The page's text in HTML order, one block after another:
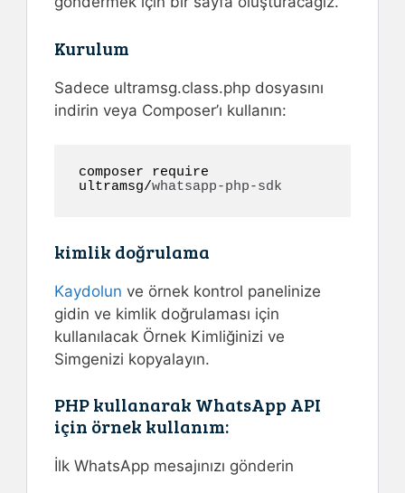
Kurulum
Sadece ultramsg.class.php dosyasını
indirin veya Composer’ı kullanın:
composer require
ultramsg/whatsapp-php-sdk
kimlik doğrulama
Kaydolun ve örnek kontrol panelinize
gidin ve kimlik doğrulaması için
kullanılacak Örnek Kimliğinizi ve
Simgenizi kopyalayın.
PHP kullanarak WhatsApp API
için örnek kullanım:
İlk WhatsApp mesajınızı gönderin